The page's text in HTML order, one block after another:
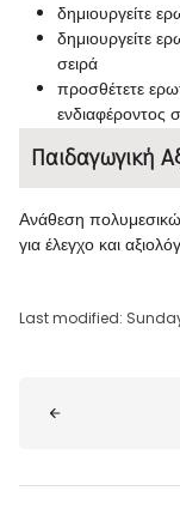
δημιουργείτε
δημιουργείτε
σειρά
προσθέτετε
ενδιαφέροντος
Παιδαγωγική
Ανάθεση
για έλεγχο και
Last modified: